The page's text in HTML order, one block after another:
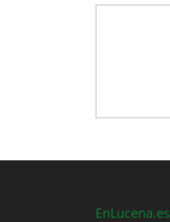
Dermocosmética,
farmacia
EnLucena.es